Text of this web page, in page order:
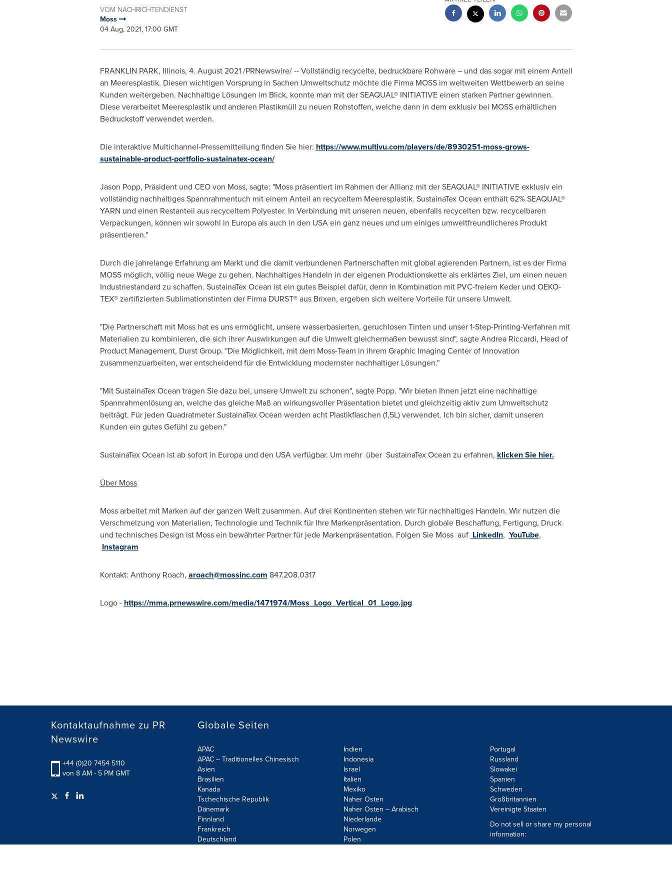
VOM NACHRICHTENDIENST
Moss
04 Aug, 2021, 17:00 GMT
FRANKLIN PARK, Illinois, 4. August 2021/PRNewswire/ -- Vollständig recycelte, bedruckbare Rohware – und das sogar mit einem Anteil
an Meeresplastik. Diesen wichtigen Vorsprung in Sachen Umweltschutz möchte die Firma MOSS im weltweiten Wettbewerb an seine
Kunden weitergeben. Nachhaltige Lösungen im Blick, konnte man mit der SEAQUAL® INITIATIVE einen starken Partner gewinnen.
Diese verarbeitet Meeresplastik und anderen Plastikmüll zu neuen Rohstoffen, welche dann in dem exklusiv bei MOSS erhältlichen
Bedruckstoff verwendet werden.
Die interaktive Multichannel-Pressemitteilung finden Sie hier: https://www.multivu.com/players/de/8930251-moss-grows-
sustainable-product-portfolio-sustainatex-ocean/
Jason Popp, Präsident und CEOvon Moss, sagte: "Moss präsentiert im Rahmen der Allianz mit der SEAQUAL® INITIATIVE exklusiv ein
vollständig nachhaltiges Spannrahmentuch mit einem Anteil an recyceltem Meeresplastik. SustainaTex Ocean enthält 62% SEAQUAL®
YARN und einen Restanteil aus recyceltem Polyester. In Verbindung mit unseren neuen, ebenfalls recycelten bzw. recycelbaren
Verpackungen, können wir sowohl in Europa als auch in den USAein ganz neues und um einiges umweltfreundlicheres Produkt
präsentieren."
Durch die jahrelange Erfahrung am Markt und die damit verbundenen Partnerschaften mit global agierenden Partnern, ist es der Firma
MOSS möglich, völlig neue Wege zu gehen. Nachhaltiges Handeln in der eigenen Produktionskette als erklärtes Ziel, um einen neuen
Industriestandard zu schaffen. SustainaTex Ocean ist ein gutes Beispiel dafür, denn in Kombination mit PVC-freiem Keder und OEKO-
TEX® zertifizierten Sublimationstinten der Firma DURST® aus Brixen, ergeben sich weitere Vorteile für unsere Umwelt.
"Die Partnerschaft mit Moss hat es uns ermöglicht, unsere wasserbasierten, geruchlosen Tinten und unser 1-Step-Printing-Verfahren mit
Materialien zu kombinieren, die sich ihrer Auswirkungen auf die Umwelt gleichermaßen bewusst sind", sagteAndrea Riccardi, Head of
Product Management, Durst Group. "Die Möglichkeit, mit dem Moss-Team in ihrem Graphic Imaging Center of Innovation
zusammenzuarbeiten, war entscheidend für die Entwicklung modernster nachhaltiger Lösungen."
"Mit SustainaTex Ocean tragen Sie dazu bei, unsere Umwelt zu schonen", sagte Popp. "Wir bieten Ihnen jetzt eine nachhaltige
Spannrahmenlösung an, welche das gleiche Maß an wirkungsvoller Präsentation bietet und gleichzeitig aktiv zum Umweltschutz
beiträgt. Für jeden Quadratmeter SustainaTex Ocean werden acht Plastikflaschen (1,5L) verwendet. Ich bin sicher, damit unseren
Kunden ein gutes Gefühl zu geben."
SustainaTex Ocean ist ab sofort in Europa und den USAverfügbar. Um mehr über SustainaTex Ocean zu erfahren, klicken Sie hier.
Über Moss
Moss arbeitet mit Marken auf der ganzen Welt zusammen. Auf drei Kontinenten stehen wir für nachhaltiges Handeln. Wir nutzen die
Verschmelzung von Materialien, Technologie und Technik für Ihre Markenpräsentation. Durch globale Beschaffung, Fertigung, Druck
und technisches Design ist Moss ein bewährter Partner für jede Markenpräsentation. Folgen Sie Moss auf LinkedIn, YouTube,
Instagram
Kontakt: Anthony Roach, aroach@mossinc.com 847.208.0317
Logo - https://mma.prnewswire.com/media/1471974/Moss_Logo_Vertical_01_Logo.jpg
Kontaktaufnahme zu PR
Newswire
+44 (0)20 7454 5110
von 8 AM - 5 PM GMT
Globale Seiten
APAC
APAC – Traditionelles Chinesisch
Asien
Brasilien
Kanada
Tschechische Republik
Dänemark
Finnland
Frankreich
Deutschland
Indien
Indonesia
Israel
Italien
Mexiko
Naher Osten
Naher Osten – Arabisch
Niederlande
Norwegen
Polen
Portugal
Russland
Slowakei
Spanien
Schweden
Großbritannien
Vereinigte Staaten
Do not sell or share my personal
information: